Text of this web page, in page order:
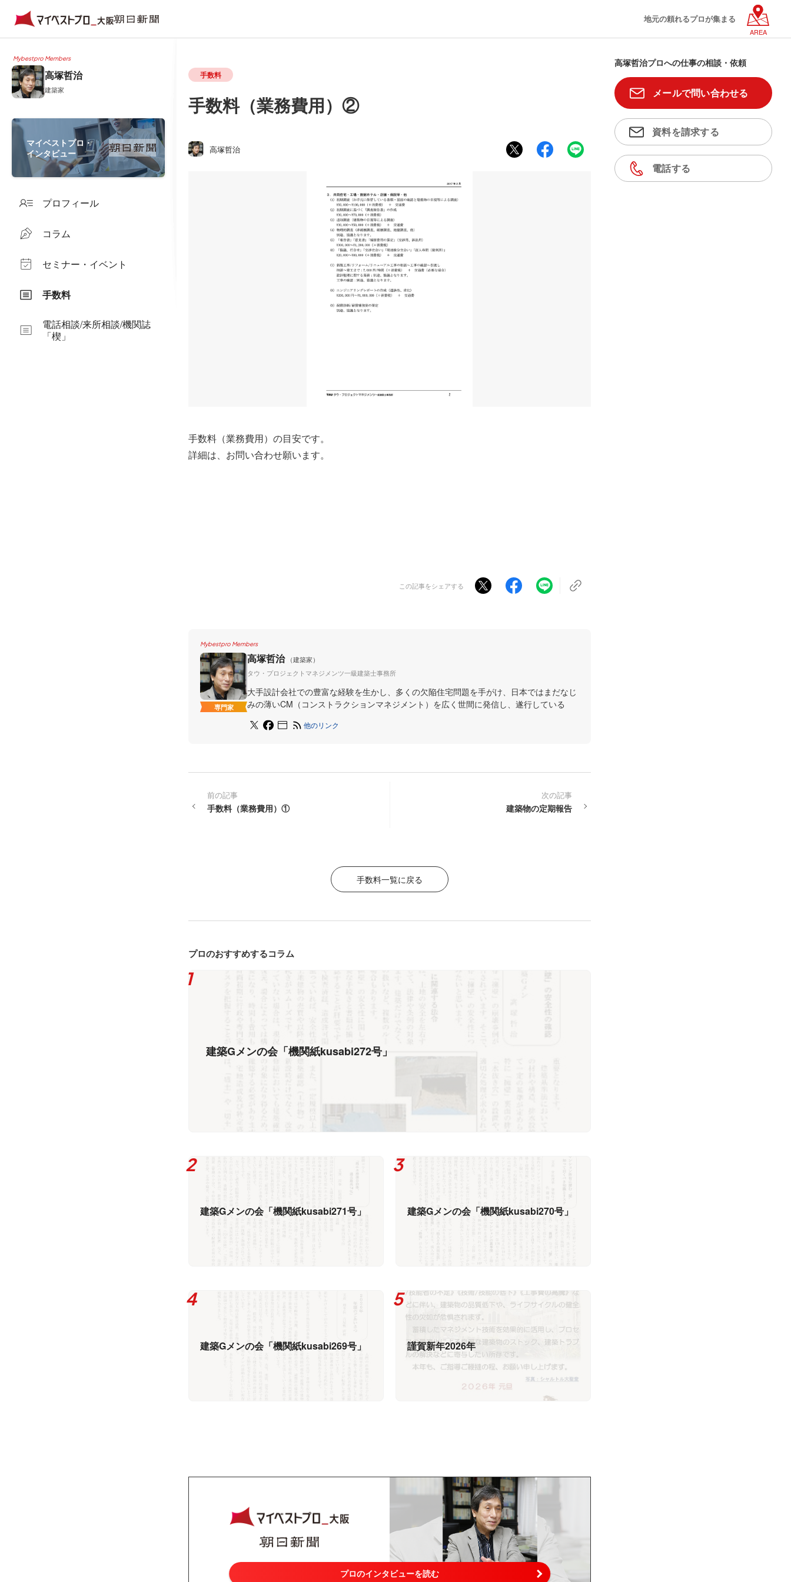
地元の頼れるプロが集まる
AREA
Mybestpro Members
高塚哲治
建築家
マイベストプロ・
インタビュー
プロフィール
コラム
セミナー・イベント
手数料
電話相談/来所相談/機関誌
「楔」
手数料
手数料（業務費用）②
高塚哲治
手数料（業務費用）の目安です。
詳細は、お問い合わせ願います。
この記事をシェアする
Mybestpro Members
専門家
高塚哲治
（建築家）
タウ・プロジェクトマネジメンツ一級建築士事務所
大手設計会社での豊富な経験を生かし、多くの欠陥住宅問題を手がけ、日本ではまだなじ
みの薄いCM（コンストラクションマネジメント）を広く世間に発信し、遂行している
他のリンク
前の記事
手数料（業務費用）①
次の記事
建築物の定期報告
手数料一覧に戻る
プロのおすすめするコラム
建築Gメンの会「機関紙kusabi272号」
建築Gメンの会「機関紙kusabi271号」 建築Gメンの会「機関紙kusabi270号」
建築Gメンの会「機関紙kusabi269号」 謹賀新年2026年
プロのインタビューを読む
高塚哲治プロへの仕事の相談・依頼
メールで問い合わせる
資料を請求する
電話する